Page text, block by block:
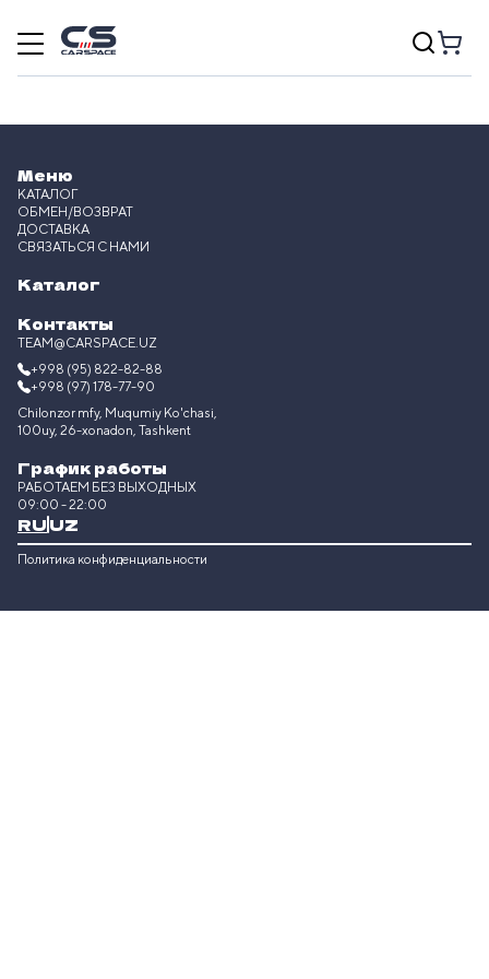
Меню
КАТАЛОГ
ОБМЕН/ВОЗВРАТ
ДОСТАВКА
СВЯЗАТЬСЯ С НАМИ
Каталог
Контакты
TEAM@CARSPACE.UZ
+998 (95) 822-82-88
+998 (97) 178-77-90
Chilonzor mfy, Muqumiy Ko'chasi,
100uy, 26-xonadon, Tashkent
График работы
РАБОТАЕМ БЕЗ ВЫХОДНЫХ
09:00 - 22:00
RU UZ
Политика конфиденциальности